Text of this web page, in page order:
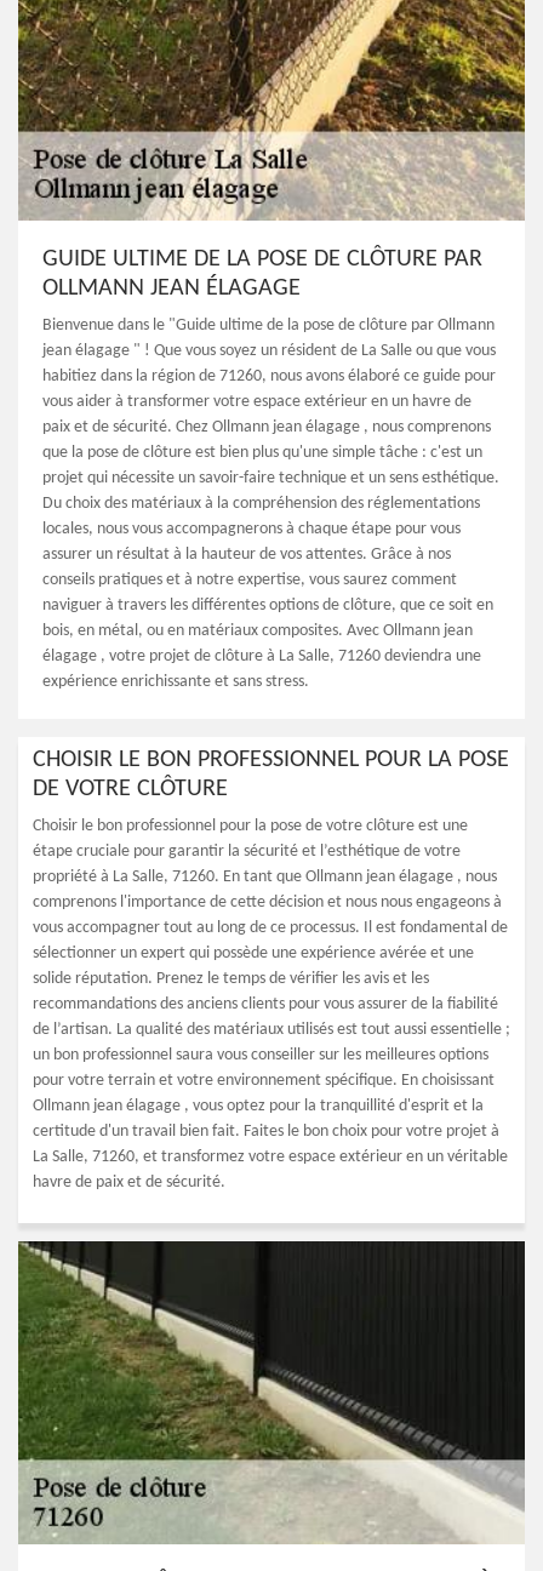
GUIDE ULTIME DE LA POSE DE CLÔTURE PAR
OLLMANN JEAN ÉLAGAGE
Bienvenue dans le "Guide ultime de la pose de clôture par Ollmann
jean élagage " ! Que vous soyez un résident de La Salle ou que vous
habitiez dans la région de 71260, nous avons élaboré ce guide pour
vous aider à transformer votre espace extérieur en un havre de
paix et de sécurité. Chez Ollmann jean élagage , nous comprenons
que la pose de clôture est bien plus qu'une simple tâche : c'est un
projet qui nécessite un savoir-faire technique et un sens esthétique.
Du choix des matériaux à la compréhension des réglementations
locales, nous vous accompagnerons à chaque étape pour vous
assurer un résultat à la hauteur de vos attentes. Grâce à nos
conseils pratiques et à notre expertise, vous saurez comment
naviguer à travers les différentes options de clôture, que ce soit en
bois, en métal, ou en matériaux composites. Avec Ollmann jean
élagage , votre projet de clôture à La Salle, 71260 deviendra une
expérience enrichissante et sans stress.
CHOISIR LE BON PROFESSIONNEL POUR LA POSE
DE VOTRE CLÔTURE
Choisir le bon professionnel pour la pose de votre clôture est une
étape cruciale pour garantir la sécurité et l’esthétique de votre
propriété à La Salle, 71260. En tant que Ollmann jean élagage , nous
comprenons l'importance de cette décision et nous nous engageons à
vous accompagner tout au long de ce processus. Il est fondamental de
sélectionner un expert qui possède une expérience avérée et une
solide réputation. Prenez le temps de vérifier les avis et les
recommandations des anciens clients pour vous assurer de la fiabilité
de l’artisan. La qualité des matériaux utilisés est tout aussi essentielle ;
un bon professionnel saura vous conseiller sur les meilleures options
pour votre terrain et votre environnement spécifique. En choisissant
Ollmann jean élagage , vous optez pour la tranquillité d'esprit et la
certitude d'un travail bien fait. Faites le bon choix pour votre projet à
La Salle, 71260, et transformez votre espace extérieur en un véritable
havre de paix et de sécurité.